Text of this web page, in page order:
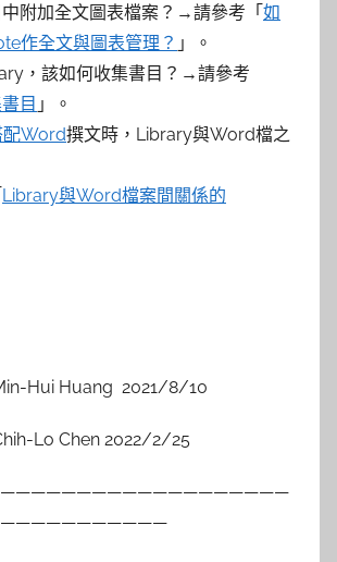
附加全文圖表檔案？→請參考「如
作全文與圖表管理？ 」。
，該如何收集書目？→請參考
目 」。
配Word撰文時，Library與Word檔之
Library與Word檔案間關係的
Hui Huang 2021/8/10
Lo Chen 2022/2/25